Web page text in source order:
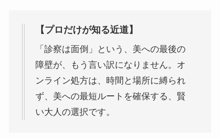
【プロだけが知る近道】
「診察は面倒」という、美への最後の
障壁が、もう言い訳になりません。オ
ンライン処方は、時間と場所に縛られ
ず、美への最短ルートを確保する、賢
い大人の選択です。